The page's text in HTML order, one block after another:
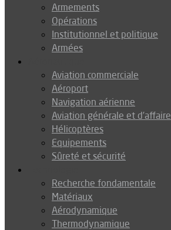
Armements
Opérations
Institutionnel et politique
Armées
Aviation commerciale
Aéroport
Navigation aérienne
Aviation générale et d’affaire
Hélicoptères
Equipements
Sûreté et sécurité
Recherche fondamentale
Matériaux
Aérodynamique
Thermodynamique